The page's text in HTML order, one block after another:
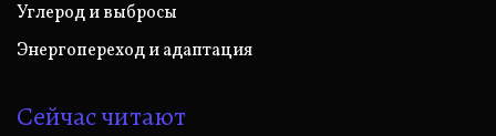
Углерод и выбросы
Энергопереход и адаптация
Сейчас читают